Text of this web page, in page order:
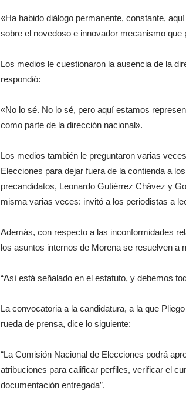
«Ha habido diálogo permanente, constante,
sobre el novedoso e innovador mecanismo que
Los medios le cuestionaron la ausencia de la
respondió:
«No lo sé. No lo sé, pero aquí estamos
como parte de la dirección nacional».
Los medios también le preguntaron varias
Elecciones para dejar fuera de la contienda a
precandidatos, Leonardo Gutiérrez Chávez y
misma varias veces: invitó a los periodistas a
Además, con respecto a las inconformidades
los asuntos internos de Morena se resuelven a
“Así está señalado en el estatuto, y debemos
La convocatoria a la candidatura, a la que
rueda de prensa, dice lo siguiente:
“La Comisión Nacional de Elecciones podrá
atribuciones para calificar perfiles, verificar el
documentación entregada”.